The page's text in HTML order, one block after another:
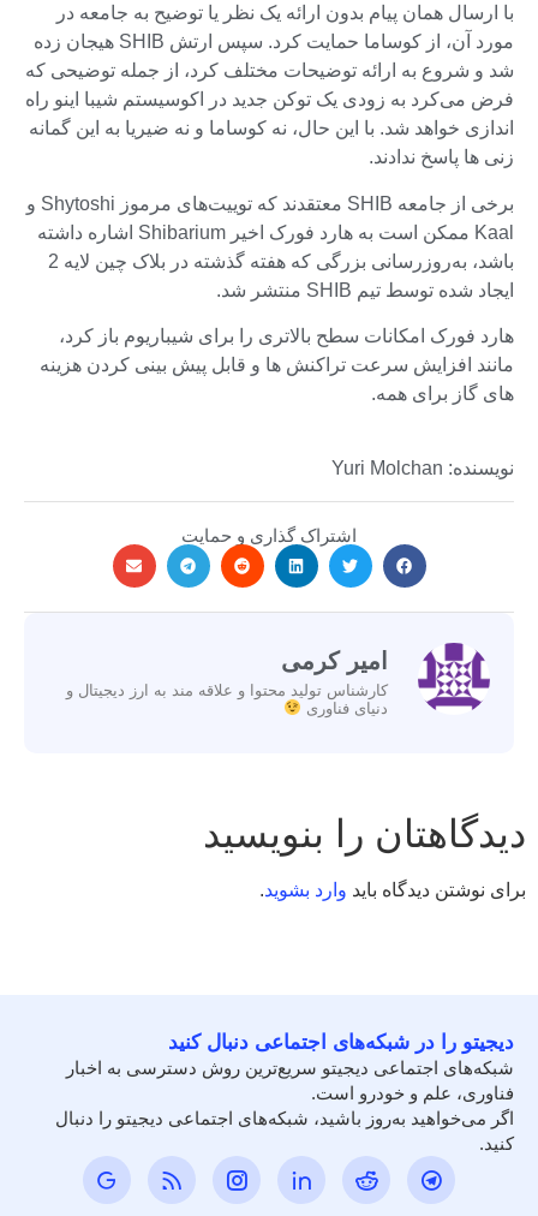
با ارسال همان پیام بدون ارائه یک نظر یا توضیح به جامعه در
مورد آن، از کوساما حمایت کرد. سپس ارتش SHIB هیجان زده
شد و شروع به ارائه توضیحات مختلف کرد، از جمله توضیحی که
فرض می‌کرد به زودی یک توکن جدید در اکوسیستم شیبا اینو راه
اندازی خواهد شد. با این حال، نه کوساما و نه ضیریا به این گمانه
زنی ها پاسخ ندادند.
برخی از جامعه SHIB معتقدند که توییت‌های مرموز Shytoshi و
Kaal ممکن است به هارد فورک اخیر Shibarium اشاره داشته
باشد، به‌روزرسانی بزرگی که هفته گذشته در بلاک چین لایه 2
ایجاد شده توسط تیم SHIB منتشر شد.
هارد فورک امکانات سطح بالاتری را برای شیباریوم باز کرد،
مانند افزایش سرعت تراکنش ها و قابل پیش بینی کردن هزینه
های گاز برای همه.
نویسنده: Yuri Molchan
اشتراک گذاری و حمایت
امیر کرمی
کارشناس تولید محتوا و علاقه مند به ارز دیجیتال و
دنیای فناوری
دیدگاهتان را بنویسید
برای نوشتن دیدگاه باید وارد بشوید.
دیجیتو را در شبکه‌های اجتماعی دنبال کنید
شبکه‌های اجتماعی دیجیتو سریع‌ترین روش دسترسی به اخبار
فناوری، علم و خودرو است.
اگر می‌خواهید به‌روز باشید، شبکه‌های اجتماعی دیجیتو را دنبال
کنید.